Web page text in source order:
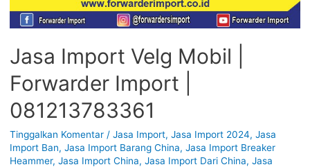
Jasa Import Velg Mobil |
Forwarder Import |
081213783361
Tinggalkan Komentar / Jasa Import, Jasa Import 2024, Jasa
Import Ban, Jasa Import Barang China, Jasa Import Breaker
Heammer, Jasa Import China, Jasa Import Dari China, Jasa